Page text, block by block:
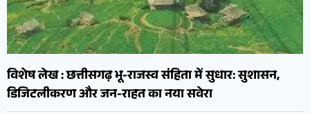
विशेष लेख : छत्तीसगढ़ भू-राजस्व संहिता में सुधार: सुशासन,
डिजिटलीकरण और जन-राहत का नया सवेरा